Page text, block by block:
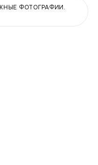
ФОТОГРАФИИ.